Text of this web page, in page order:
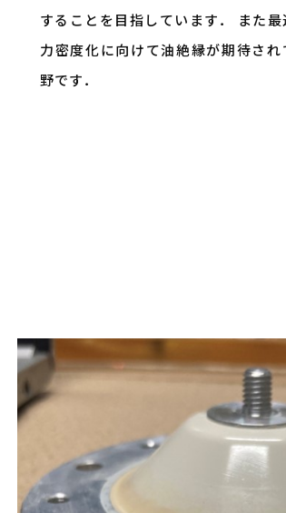
することを目指しています． また
力密度化に向けて油絶縁が期待さ
野です．